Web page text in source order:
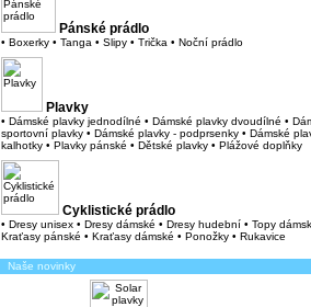
Pánské prádlo
• Boxerky • Tanga • Slipy • Trička • Noční prádlo
Plavky
• Dámské plavky jednodílné • Dámské plavky dvoudílné •
sportovní plavky • Dámské plavky - podprsenky • Dámské
kalhotky • Plavky pánské • Dětské plavky • Plážové doplňky
Cyklistické prádlo
• Dresy unisex • Dresy dámské • Dresy hudební • Topy
Kraťasy pánské • Kraťasy dámské • Ponožky • Rukavice
Naše novinky